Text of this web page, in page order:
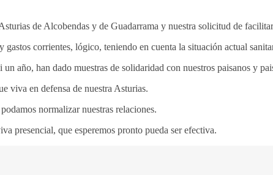
de Alcobendas y de Guadarrama y nuestra solicitud de
corrientes, lógico, teniendo en cuenta la situación actual
año, han dado muestras de solidaridad con nuestros paisanos y
viva en defensa de nuestra Asturias.
normalizar nuestras relaciones.
presencial, que esperemos pronto pueda ser efectiva.